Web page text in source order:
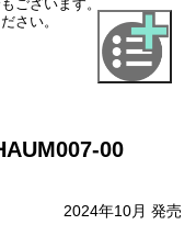
ございます。
さい。
00
2024年10月 発売